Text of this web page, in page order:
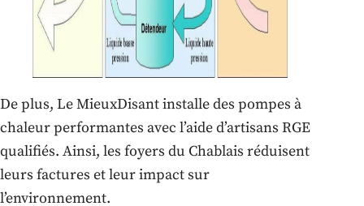
De plus, Le MieuxDisant installe des pompes à
chaleur performantes avec l’aide d’artisans RGE
qualifiés. Ainsi, les foyers du Chablais réduisent
leurs factures et leur impact sur
l’environnement.